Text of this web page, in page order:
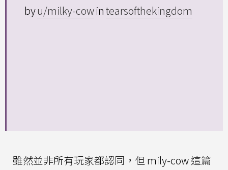
byu/milky-cowintearsofthekingdom
雖然並非所有玩家都認同，但 mily-cow 這篇